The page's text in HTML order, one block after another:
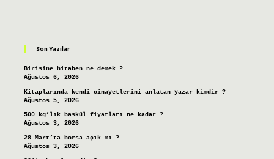
Son Yazılar
Birisine hitaben ne demek ?
Ağustos 6, 2026
Kitaplarında kendi cinayetlerini anlatan yazar kimdir ?
Ağustos 5, 2026
500 kg’lık baskül fiyatları ne kadar ?
Ağustos 3, 2026
28 Mart’ta borsa açık mı ?
Ağustos 3, 2026